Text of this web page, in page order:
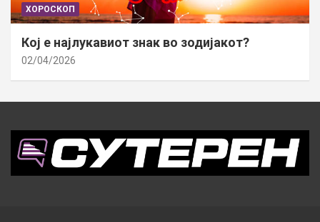
ХОРОСКОП
Кој е најлукавиот знак во зодијакот?
02/04/2026